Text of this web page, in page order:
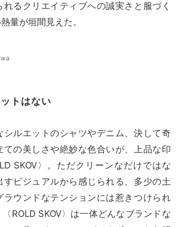
るクリエイティブへの誠実さと服づく
量が垣間見えた。
トはない
ルエットのシャツやデニム、決して奇
ての美しさや絶妙な色合いが、上品な印
SKOV〉。ただクリーンなだけではな
すビジュアルから感じられる、多少の土
ラウンドなテンションには惹きつけられ
ROLD SKOV〉は一体どんなブランドな